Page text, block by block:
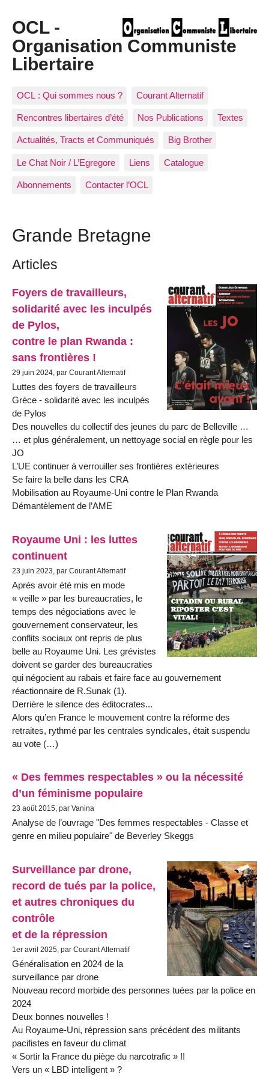
OCL -
Organisation Communiste
Libertaire
OCL : Qui sommes nous ? Courant Alternatif
Rencontres libertaires d’été Nos Publications Textes
Actualités, Tracts et Communiqués Big Brother
Le Chat Noir / L’Egregore Liens Catalogue
Abonnements Contacter l’OCL
Grande Bretagne
Articles
Foyers de travailleurs,
solidarité avec les inculpés
de Pylos,
contre le plan Rwanda :
sans frontières !
29 juin 2024, par Courant Alternatif
Luttes des foyers de travailleurs
Grèce - solidarité avec les inculpés
de Pylos
Des nouvelles du collectif des jeunes du parc de Belleville …
… et plus généralement, un nettoyage social en règle pour les
JO
L’UE continuer à verrouiller ses frontières extérieures
Se faire la belle dans les CRA
Mobilisation au Royaume-Uni contre le Plan Rwanda
Démantèlement de l’AME
Royaume Uni : les luttes
continuent
23 juin 2023, par Courant Alternatif
Après avoir été mis en mode
« veille » par les bureaucraties, le
temps des négociations avec le
gouvernement conservateur, les
conflits sociaux ont repris de plus
belle au Royaume Uni. Les grévistes
doivent se garder des bureaucraties
qui négocient au rabais et faire face au gouvernement
réactionnaire de R.Sunak (1).
Derrière le silence des éditocrates...
Alors qu’en France le mouvement contre la réforme des
retraites, rythmé par les centrales syndicales, était suspendu
au vote (…)
« Des femmes respectables » ou la nécessité
d’un féminisme populaire
23 août 2015, par Vanina
Analyse de l’ouvrage "Des femmes respectables - Classe et
genre en milieu populaire" de Beverley Skeggs
Surveillance par drone,
record de tués par la police,
et autres chroniques du
contrôle
et de la répression
1er avril 2025, par Courant Alternatif
Généralisation en 2024 de la
surveillance par drone
Nouveau record morbide des personnes tuées par la police en
2024
Deux bonnes nouvelles !
Au Royaume-Uni, répression sans précédent des militants
pacifistes en faveur du climat
« Sortir la France du piège du narcotrafic » !!
Vers un « LBD intelligent » ?